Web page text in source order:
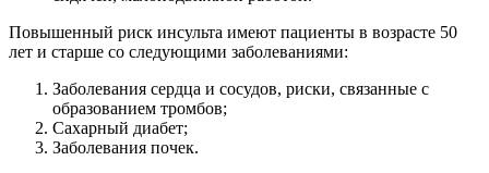
Повышенный риск инсульта имеют пациенты в возрасте 50
лет и старше со следующими заболеваниями:
Заболевания сердца и сосудов, риски, связанные с
образованием тромбов;
Сахарный диабет;
Заболевания почек.